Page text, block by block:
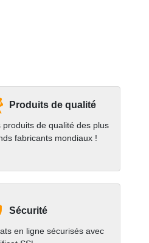
Produits de qualité
produits de qualité des plus
fabricants mondiaux !
Sécurité
en ligne sécurisés avec